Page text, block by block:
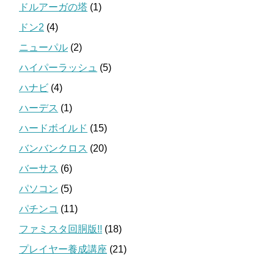
ドルアーガの塔 (1)
ドン2 (4)
ニューパル (2)
ハイパーラッシュ (5)
ハナビ (4)
ハーデス (1)
ハードボイルド (15)
バンバンクロス (20)
バーサス (6)
パソコン (5)
パチンコ (11)
ファミスタ回胴版!! (18)
プレイヤー養成講座 (21)